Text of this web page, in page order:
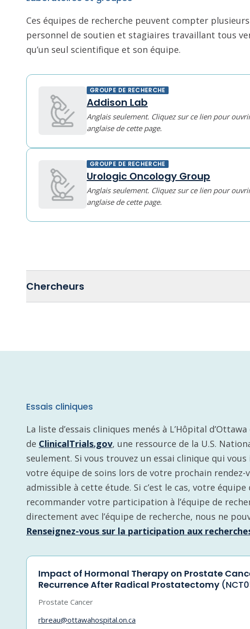
Ces équipes de recherche peuvent compter
personnel de soutien et stagiaires travaillant tous
qu’un seul scientifique et son équipe.
GROUPE DE RECHERCHE
Addison Lab
Anglais seulement. Cliquez sur ce lien pour
anglaise de cette page.
GROUPE DE RECHERCHE
Urologic Oncology Group
Anglais seulement. Cliquez sur ce lien pour
anglaise de cette page.
Chercheurs
Essais cliniques
La liste d’essais cliniques menés à L’Hôpital
de ClinicalTrials.gov, une ressource de la U.S.
seulement. Si vous trouvez un essai clinique qui
votre équipe de soins lors de votre prochain rendez-
admissible à cette étude. Si c’est le cas, votre
recommander votre participation à l’équipe de
directement avec l’équipe de recherche, nous ne
Renseignez-vous sur la participation aux
Impact of Hormonal Therapy on Prostate
Recurrence After Radical Prostatectomy
Prostate Cancer
rbreau@ottawahospital.on.ca